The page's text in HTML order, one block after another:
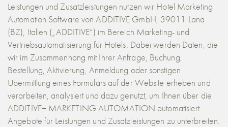
Leistungen und Zusatzleistungen nutzen wir Hotel Marketing
Automation Software von ADDITIVE GmbH, 39011 Lana
(BZ), Italien („ADDITIVE“) im Bereich Marketing- und
Vertriebsautomatisierung für Hotels. Dabei werden Daten, die
wir im Zusammenhang mit Ihrer Anfrage, Buchung,
Bestellung, Aktivierung, Anmeldung oder sonstigen
Übermittlung eines Formulars auf der Website erheben und
verarbeiten, analysiert und dazu genutzt, um Ihnen über die
ADDITIVE+ MARKETING AUTOMATION automatisiert
Angebote für Leistungen und Zusatzleistungen zu unterbreiten.